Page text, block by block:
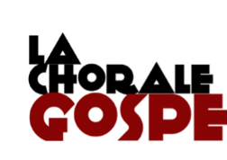
content